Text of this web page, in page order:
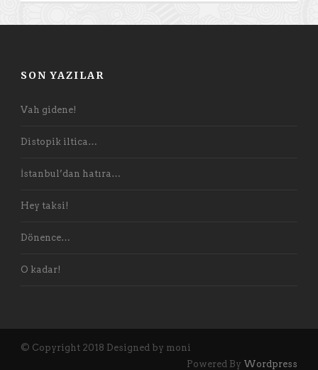
SON YAZILAR
Vah gidene!
Distopik iltica…
İstanbul’dan hatıra…
Hey taksi!
Dönence…
O kadar!
© Copyright 2018 Designed by moni
Powered By Wordpress